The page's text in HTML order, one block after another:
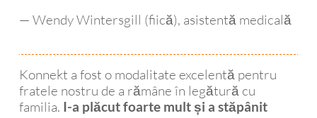
— Wendy Wintersgill (fiică), asistentă medicală
Konnekt a fost o modalitate excelentă pentru
fratele nostru de a rămâne în legătură cu
familia. I-a plăcut foarte mult și a stăpânit